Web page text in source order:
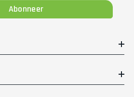
Abonneer